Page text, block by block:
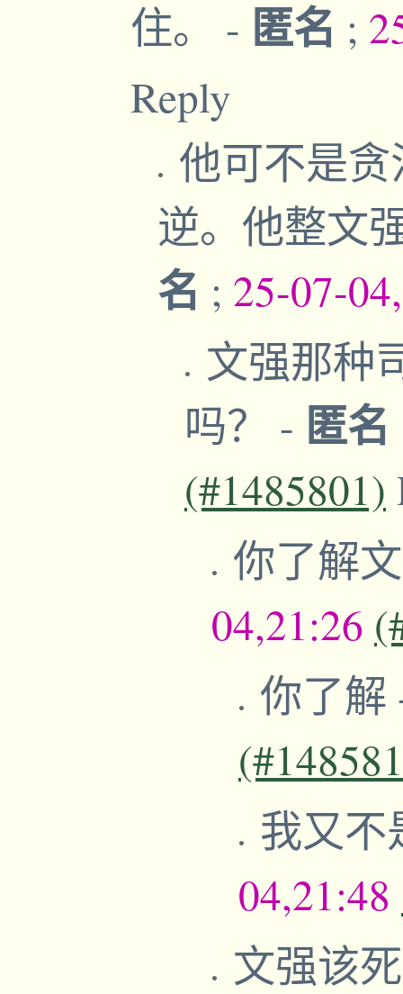
住。 - 匿名 ;
Reply
他可不是
逆。他整文
名 ; 25-07-
文强那种
吗？ - 匿名
(#1485801)
你了解
04,21:26
你了解
我又
04,21:48
文强该